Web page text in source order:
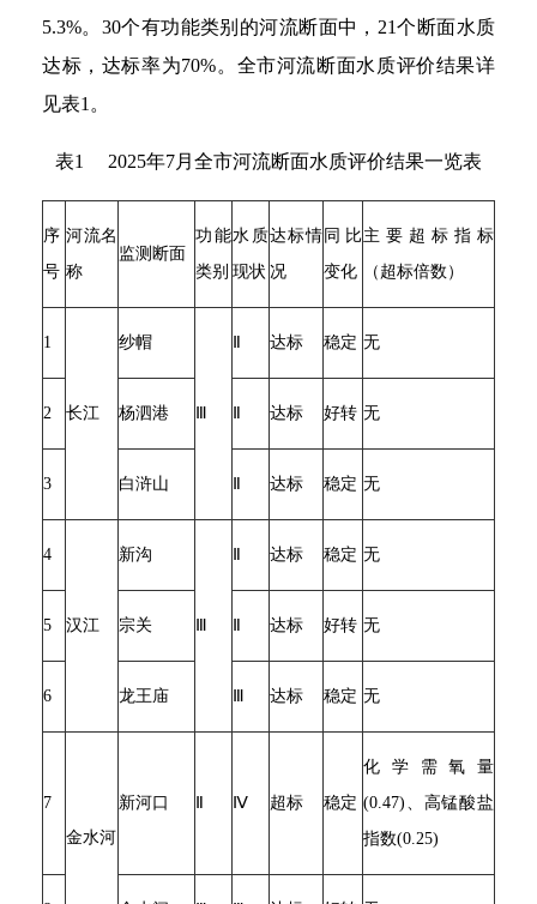
5.3%。30个有功能类别的河流断面中，21个断面水质
达标，达标率为70%。全市河流断面水质评价结果详
见表1。
表1 2025年7月全市河流断面水质评价结果一览表
序
号
河流名
称
监测断面
功能
类别
水质
现状
达标情
况
同比
变化
主要超标指标
（超标倍数）
1
长江
纱帽 达标 稳定 无
2 杨泗港 达标 好转 无
3 白浒山 达标 稳定 无
4
汉江
新沟 达标 稳定 无
5 宗关 达标 好转 无
6 龙王庙 达标 稳定 无
7
金水河
新河口 Ⅳ 超标 稳定
化学需氧量
(0.47)、高锰酸盐
指数(0.25)